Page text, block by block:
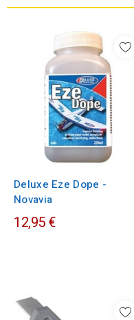
Deluxe Eze Dope -
Novavia
12,95 €